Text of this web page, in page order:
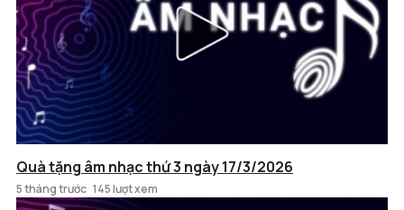
Quà tặng âm nhạc thứ 3 ngày 17/3/2026
5 tháng trước 145 lượt xem